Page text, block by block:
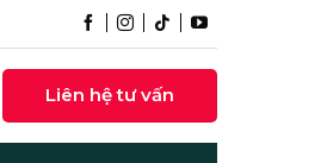
Liên hệ tư vấn